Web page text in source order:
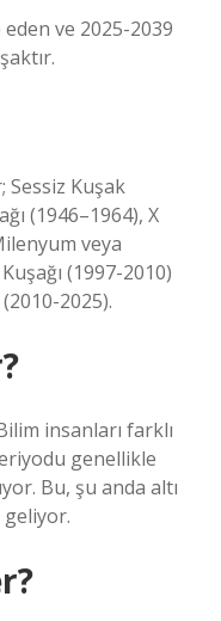
eden ve 2025-2039
Kuşak
(1946–1964), X
veya
(1997-2010)
2025).
insanları farklı
genellikle
Bu, şu anda altı